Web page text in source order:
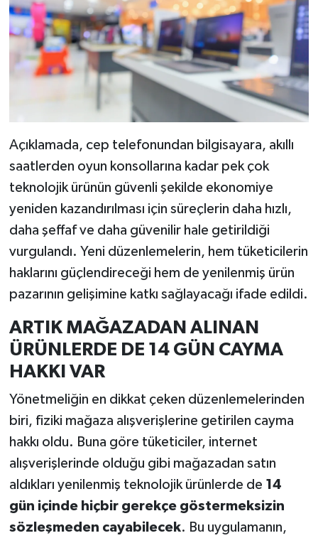
Açıklamada, cep telefonundan bilgisayara, akıllı
saatlerden oyun konsollarına kadar pek çok
teknolojik ürünün güvenli şekilde ekonomiye
yeniden kazandırılması için süreçlerin daha hızlı,
daha şeffaf ve daha güvenilir hale getirildiği
vurgulandı. Yeni düzenlemelerin, hem tüketicilerin
haklarını güçlendireceği hem de yenilenmiş ürün
pazarının gelişimine katkı sağlayacağı ifade edildi.
ARTIK MAĞAZADAN ALINAN
ÜRÜNLERDE DE 14 GÜN CAYMA
HAKKI VAR
Yönetmeliğin en dikkat çeken düzenlemelerinden
biri, fiziki mağaza alışverişlerine getirilen cayma
hakkı oldu. Buna göre tüketiciler, internet
alışverişlerinde olduğu gibi mağazadan satın
aldıkları yenilenmiş teknolojik ürünlerde de 14
gün içinde hiçbir gerekçe göstermeksizin
sözleşmeden cayabilecek. Bu uygulamanın,